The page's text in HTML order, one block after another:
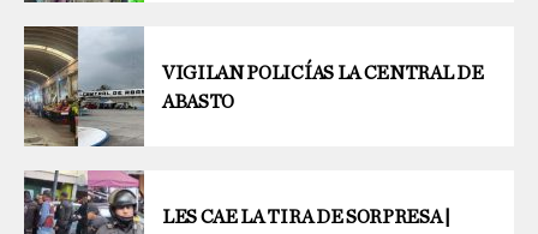
VIGILAN POLICÍAS LA CENTRAL DE
ABASTO
LES CAE LA TIRA DE SORPRESA |